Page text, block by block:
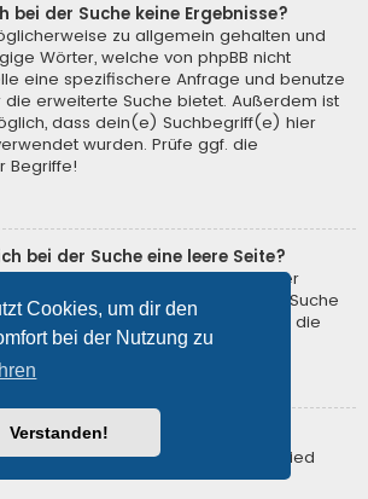
Cookies, um dir den
bei der Nutzung zu
Verstanden!
bei der Suche keine Ergebnisse?
zu allgemein gehalten und
Wörter, welche von phpBB nicht
eine spezifischere Anfrage und benutze
erweiterte Suche bietet. Außerdem ist
dass dein(e) Suchbegriff(e) hier
wurden. Prüfe ggf. die
Begriffe!
bei der Suche eine leere Seite?
viele Ergebnisse, somit konnte der
verarbeiten. Benutze die erweiterte Suche
Suchbegriffe ein oder beschränke die
Unterforen.
suchen?
und klicke auf „Nach einem Mitglied